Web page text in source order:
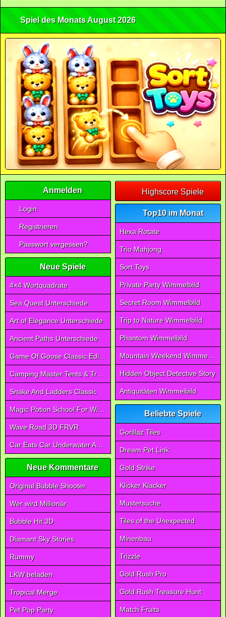
Spiel des Monats August 2026
Anmelden
Login
Registrieren
Passwort vergessen?
Neue Spiele
4×4 Wortquadrate
Sea Quest Unterschiede
Art of Elegance Unterschiede
Ancient Paths Unterschiede
Game Of Goose Classic Edition
Camping Master Tents & Trees
Snake And Ladders Classic
Magic Potion School For Witch
Wave Road 3D FRVR
Car Eats Car Underwater Adventure FRVR
Neue Kommentare
Original Bubble Shooter
Wer wird Millionär
Bubble Hit 3D
Diamant Sky Stories
Rummy
LKW beladen
Tropical Merge
Pet Pop Party
Highscore Spiele
Top10 im Monat
Hexa Rotate
Trio Mahjong
Sort Toys
Private Party Wimmelbild
Secret Room Wimmelbild
Trip to Nature Wimmelbild
Phantom Wimmelbild
Mountain Weekend Wimmelbild
Hidden Object Detective Story
Antiquitäten Wimmelbild
Beliebte Spiele
Gorillaz Tiles
Dream Pet Link
Gold Strike
Klicker Klacker
Mustersuche
Tiles of the Unexpected
Minenbau
Trizzle
Gold Rush Pro
Gold Rush Treasure Hunt
Match Fruits